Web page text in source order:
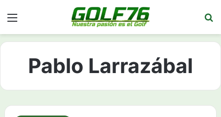
Pablo Larrazábal